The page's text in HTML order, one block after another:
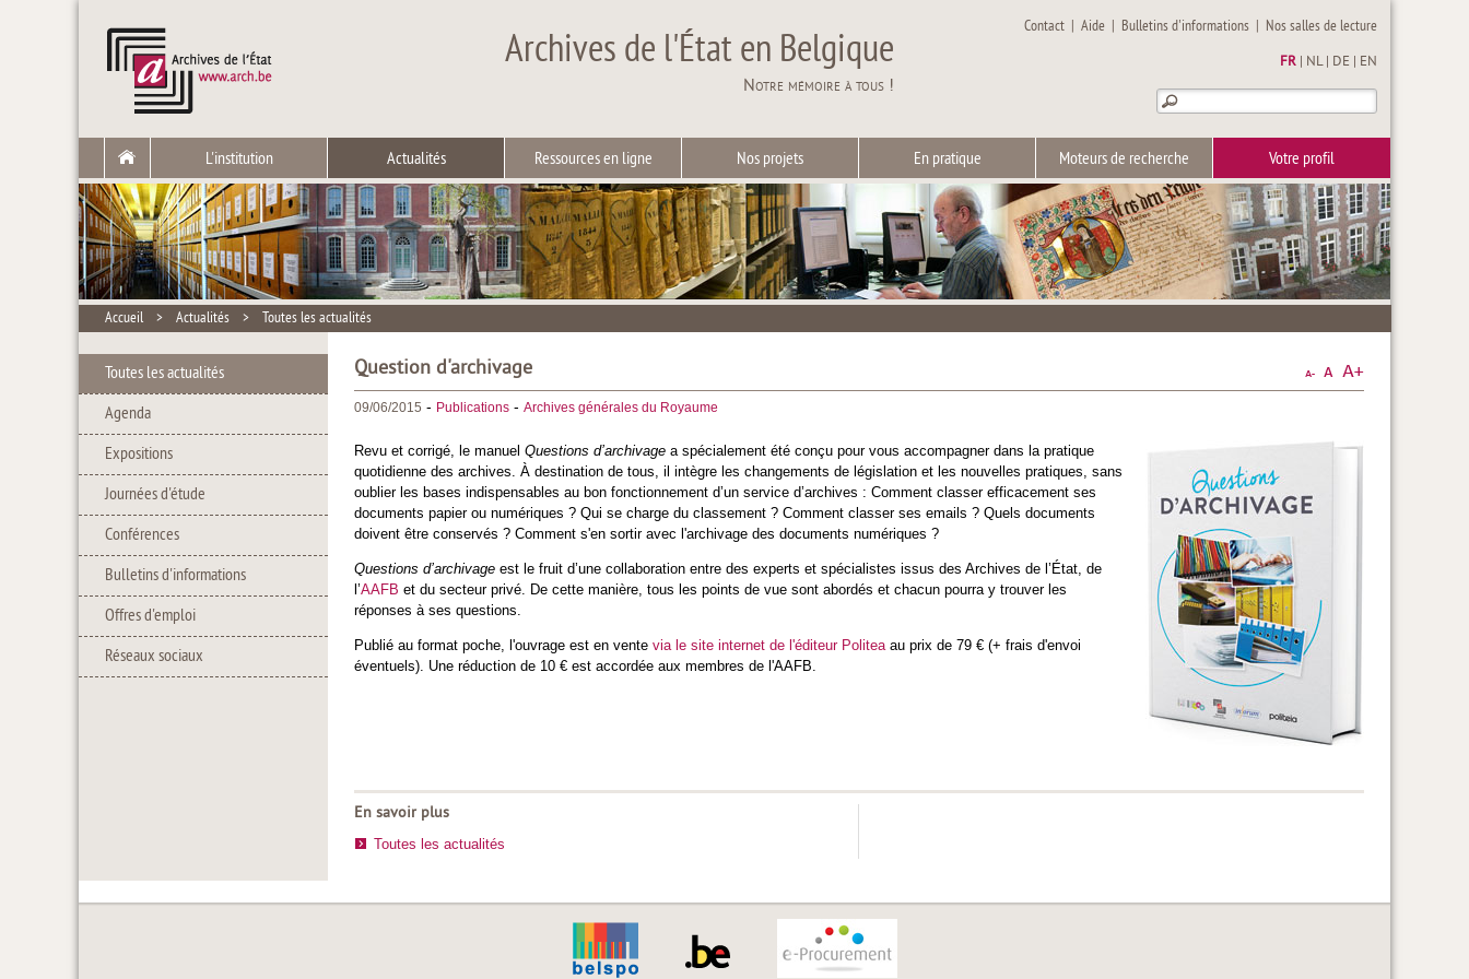
Archives de l'État en Belgique
Notre mémoire à tous !
Contact |Aide | Bulletins d'informations | Nos salles de lecture
FR NL| DE EN
L'institution Actualités Ressources en ligne Nos projets En pratique Moteurs de recherche Votre profil
Accueil > Actualités > Toutes les actualités
Toutes les actualités
Agenda
Expositions
Journées d'étude
Conférences
Bulletins d'informations
Offres d'emploi
Réseaux sociaux
Question d'archivage
09/06/2015 - Publications - Archives générales du Royaume
Revu et corrigé, le manuel Questions d’archivage a spécialement été conçu pour vous accompagner dans la pratique
quotidienne des archives. À destination de tous, il intègre les changements de législation et les nouvelles pratiques, sans
oublier les bases indispensables au bon fonctionnement d’un service d’archives : Comment classer efficacement ses
documents papier ou numériques ? Qui se charge du classement ? Comment classer ses emails ? Quels documents
doivent être conservés ? Comment s'en sortir avec l'archivage des documents numériques ?
Questions d’archivage est le fruit d’une collaboration entre des experts et spécialistes issus des Archives de l’État, de
l’AAFB et du secteur privé. De cette manière, tous les points de vue sont abordés et chacun pourra y trouver les
réponses à ses questions.
Publié au format poche, l'ouvrage est en vente via le site internet de l'éditeur Politea au prix de 79 € (+ frais d'envoi
éventuels). Une réduction de 10 € est accordée aux membres de l'AAFB.
En savoir plus
Toutes les actualités